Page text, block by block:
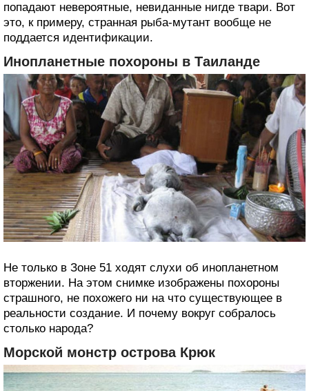
попадают невероятные, невиданные нигде твари. Вот
это, к примеру, странная рыба-мутант вообще не
поддается идентификации.
Инопланетные похороны в Таиланде
Не только в Зоне 51 ходят слухи об инопланетном
вторжении. На этом снимке изображены похороны
страшного, не похожего ни на что существующее в
реальности создание. И почему вокруг собралось
столько народа?
Морской монстр острова Крюк